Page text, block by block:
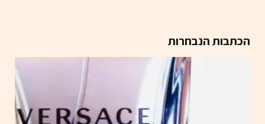
הכתבות הנבחרות